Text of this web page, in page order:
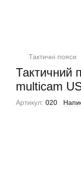
Тактичні пояси
Тактичний
multicam
Артикул: 020